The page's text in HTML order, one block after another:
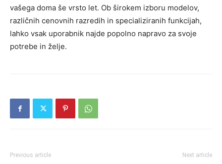
vašega doma še vrsto let. Ob širokem izboru modelov,
različnih cenovnih razredih in specializiranih funkcijah,
lahko vsak uporabnik najde popolno napravo za svoje
potrebe in želje.
Previous article Next article